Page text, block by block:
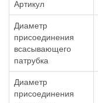
Артикул
Диаметр
присоединения
всасывающего
патрубка
Диаметр
присоединения